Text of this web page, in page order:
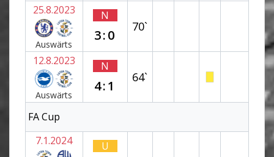
25.8.2023
Auswärts
N
3:0
70`
12.8.2023
Auswärts
N
4:1
64`
FA Cup
7.1.2024
U